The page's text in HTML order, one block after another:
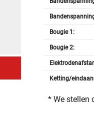
Bougie 1:
Bougie 2:
Ketting/
* We stellen